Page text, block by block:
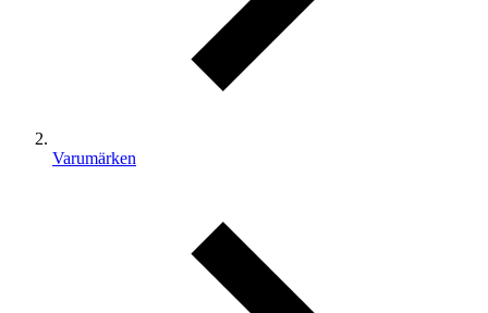
Varumärken